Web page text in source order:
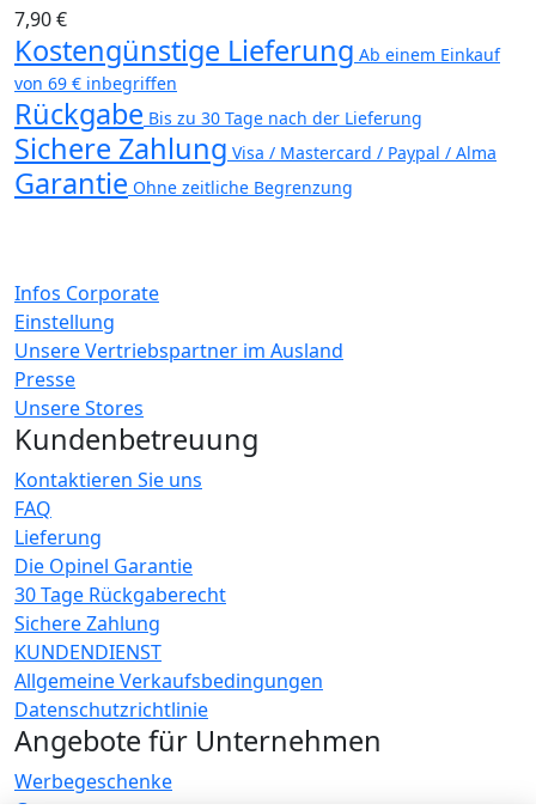
7,90 €
Kostengünstige Lieferung Ab einem Einkauf
von 69 € inbegriffen
Rückgabe Bis zu 30 Tage nach der Lieferung
Sichere Zahlung Visa / Mastercard / Paypal / Alma
Garantie Ohne zeitliche Begrenzung
Infos Corporate
Einstellung
Unsere Vertriebspartner im Ausland
Presse
Unsere Stores
Kundenbetreuung
Kontaktieren Sie uns
FAQ
Lieferung
Die Opinel Garantie
30 Tage Rückgaberecht
Sichere Zahlung
KUNDENDIENST
Allgemeine Verkaufsbedingungen
Datenschutzrichtlinie
Angebote für Unternehmen
Werbegeschenke